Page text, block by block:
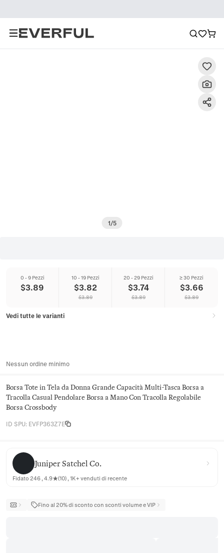
1/5
0 - 9 Pezzi
$3.89
10 - 19 Pezzi
$3.82
$3.89
20 - 29 Pezzi
$3.74
$3.89
≥ 30 Pezzi
$3.66
$3.89
Vedi tutte le varianti
Nessun ordine minimo
Borsa Tote in Tela da Donna Grande Capacità Multi-Tasca Borsa a
Tracolla Casual Pendolare Borsa a Mano Con Tracolla Regolabile
Borsa Crossbody
ID SPU: EVFP363Z7E
Juniper Satchel Co.
Juniper Satchel Co.
Fidato 246 , 4.9★(10) , 1K+ venduti di recente
Fino al 20% di sconto con sconti volume e VIP